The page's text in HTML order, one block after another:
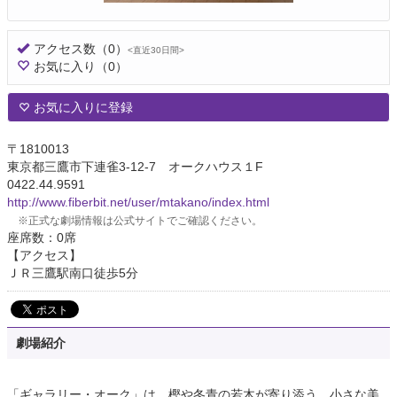
アクセス数 （0） <直近30日間>
お気に入り （0）
お気に入りに登録
〒1810013
東京都三鷹市下連雀3-12-7 オークハウス１F
0422.44.9591
http://www.fiberbit.net/user/mtakano/index.html
※正式な劇場情報は公式サイトでご確認ください。
座席数：0席
【アクセス】
ＪＲ三鷹駅南口徒歩5分
劇場紹介
「ギャラリー・オーク」は、樫や冬青の若木が寄り添う、小さな美